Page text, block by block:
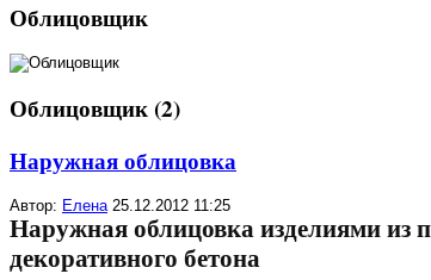
Облицовщик
Облицовщик (2)
Наружная облицовка
Автор: Елена 25.12.2012 11:25
Наружная облицовка изделиями из
декоративного бетона